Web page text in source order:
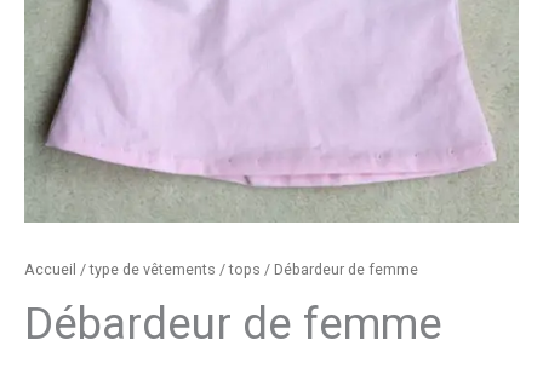
Accueil /type de vêtements /tops / Débardeur de femme
Débardeur de femme